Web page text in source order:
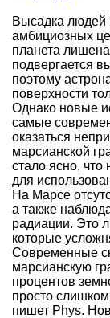
Высадка людей
амбициозных
планета
подвергается
поэтому
поверхности
Однако новые
самые
оказаться
марсианской
стало ясно,
для
На Марсе
а также
радиации. Это
которые
Современные
марсианскую
процентов
просто
пишет Phys.